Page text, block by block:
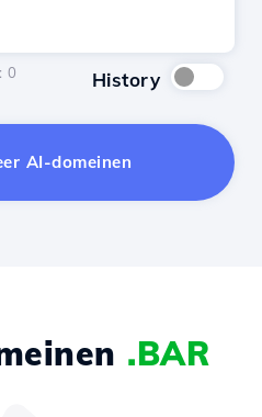
0 History
AI-domeinen
.BAR